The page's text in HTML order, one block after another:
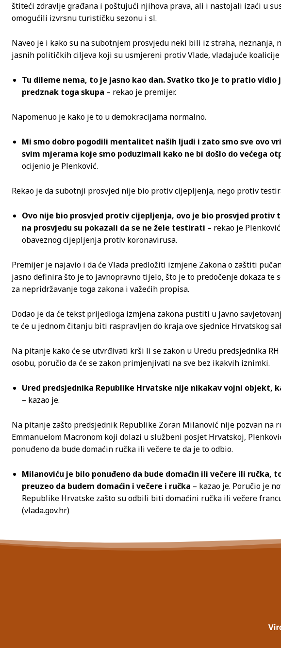
štiteći zdravlje građana i poštujući njihova prava, ali i nastojali izaći u
omogućili izvrsnu turističku sezonu i sl.
Naveo je i kako su na subotnjem prosvjedu neki bili iz straha, neznanja,
jasnih političkih ciljeva koji su usmjereni protiv Vlade, vladajuće koalicije
Tu dileme nema, to je jasno kao dan. Svatko tko je to pratio
predznak toga skupa – rekao je premijer.
Napomenuo je kako je to u demokracijama normalno.
Mi smo dobro pogodili mentalitet naših ljudi i zato smo sve ovo
svim mjerama koje smo poduzimali kako ne bi došlo do većega
ocijenio je Plenković.
Rekao je da subotnji prosvjed nije bio protiv cijepljenja, nego protiv
Ovo nije bio prosvjed protiv cijepljenja, ovo je bio prosvjed protiv
na prosvjedu su pokazali da se ne žele testirati – rekao je
obaveznog cijepljenja protiv koronavirusa.
Premijer je najavio i da će Vlada predložiti izmjene Zakona o zaštiti
jasno definira što je to javnopravno tijelo, što je to predočenje dokaza te
za nepridržavanje toga zakona i važećih propisa.
Dodao je da će tekst prijedloga izmjena zakona pustiti u javno
te će u jednom čitanju biti raspravljen do kraja ove sjednice Hrvatskog
Na pitanje kako će se utvrđivati krši li se zakon u Uredu predsjednika
osobu, poručio da će se zakon primjenjivati na sve bez ikakvih iznimki.
Ured predsjednika Republike Hrvatske nije nikakav vojni objekt,
– kazao je.
Na pitanje zašto predsjednik Republike Zoran Milanović nije pozvan na
Emmanuelom Macronom koji dolazi u službeni posjet Hrvatskoj,
ponuđeno da bude domaćin ručka ili večere te da je to odbio.
Milanoviću je bilo ponuđeno da bude domaćin ili večere ili ručka,
preuzeo da budem domaćin i večere i ručka – kazao je. Poručio je
Republike Hrvatske zašto su odbili biti domaćini ručka ili večere
(vlada.gov.hr)